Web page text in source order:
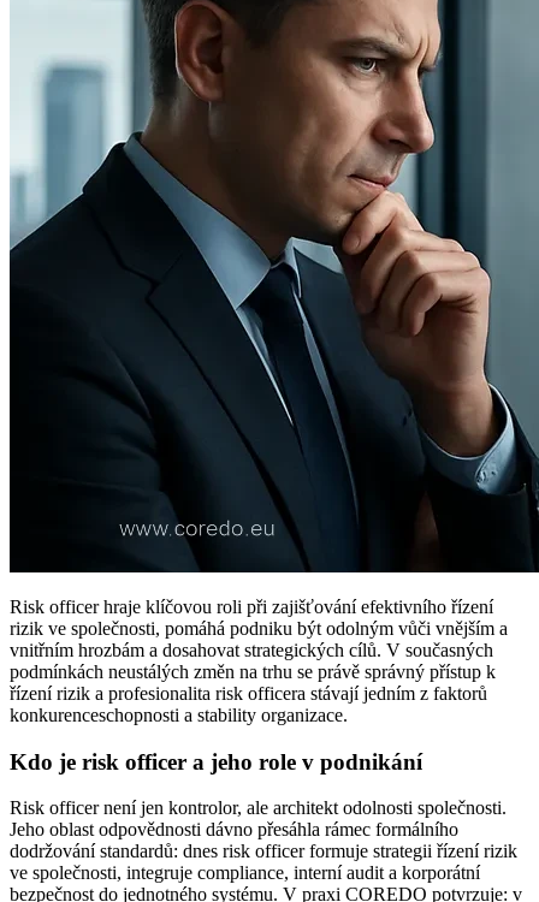
Risk officer hraje klíčovou roli při zajišťování efektivního řízení
rizik ve společnosti, pomáhá podniku být odolným vůči vnějším a
vnitřním hrozbám a dosahovat strategických cílů. V současných
podmínkách neustálých změn na trhu se právě správný přístup k
řízení rizik a profesionalita risk officera stávají jedním z faktorů
konkurenceschopnosti a stability organizace.
Kdo je risk officer a jeho role v podnikání
Risk officer není jen kontrolor, ale architekt odolnosti společnosti.
Jeho oblast odpovědnosti dávno přesáhla rámec formálního
dodržování standardů: dnes risk officer formuje strategii řízení rizik
ve společnosti, integruje compliance, interní audit a korporátní
bezpečnost do jednotného systému. V praxi COREDO potvrzuje: v